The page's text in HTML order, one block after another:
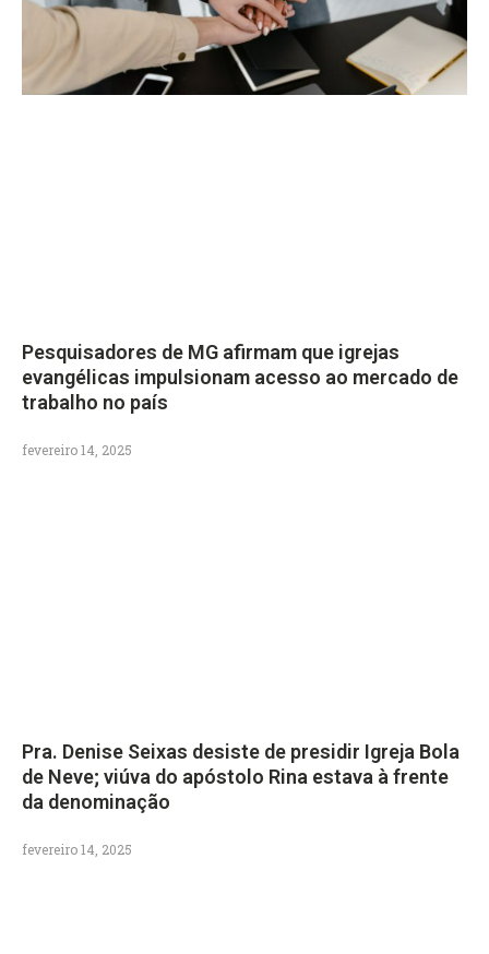
Pesquisadores de MG afirmam que igrejas
evangélicas impulsionam acesso ao mercado de
trabalho no país
fevereiro 14, 2025
Pra. Denise Seixas desiste de presidir Igreja Bola
de Neve; viúva do apóstolo Rina estava à frente
da denominação
fevereiro 14, 2025